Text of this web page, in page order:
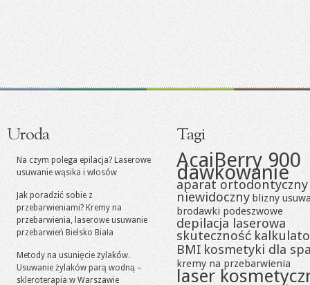
Uroda
Na czym polega epilacja? Laserowe
usuwanie wąsika i włosów
Jak poradzić sobie z
przebarwieniami? Kremy na
przebarwienia, laserowe usuwanie
przebarwień Bielsko Biała
Metody na usunięcie żylaków.
Usuwanie żylaków parą wodną –
skleroterapia w Warszawie
Tagi
AcaiBerry 900
dawkowanie
aparat ortodontyczny
niewidoczny blizny
brodawki podeszwowe
depilacja laserowa
skuteczność
BMI kosmetyki dla
kremy na przebarwienia
laser